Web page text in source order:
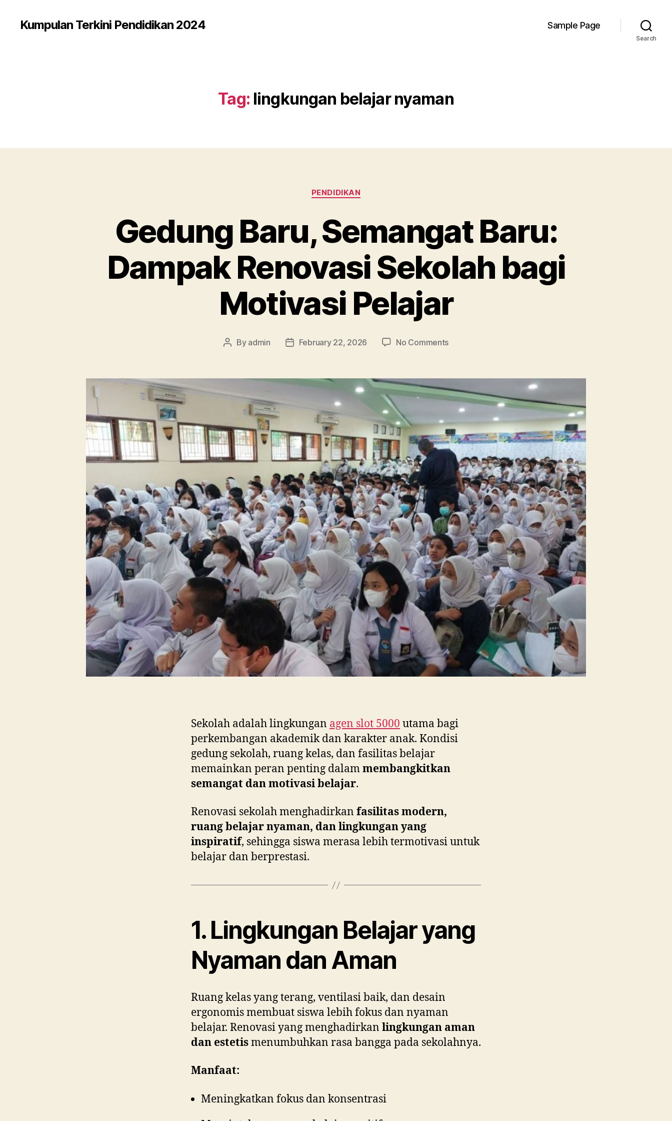
Kumpulan Terkini Pendidikan 2024 Sample Page
Search
Tag: lingkungan belajar nyaman
Categories
PENDIDIKAN
Gedung Baru, Semangat Baru:
Dampak Renovasi Sekolah bagi
Motivasi Pelajar
Post
By admin
PostFebruary 22, 2026 No Commentson
Semangat
Baru:
Dampak
Renovasi
Sekolah
bagi
Motivasi
Pelajar
Sekolah adalah lingkungan agen slot 5000 utama bagi
perkembangan akademik dan karakter anak. Kondisi
gedung sekolah, ruang kelas, dan fasilitas belajar
memainkan peran penting dalammembangkitkan
semangat dan motivasi belajar.
Renovasi sekolah menghadirkan fasilitas modern,
ruang belajar nyaman, dan lingkungan yang
inspiratif, sehingga siswa merasa lebih termotivasi untuk
belajar dan berprestasi.
1. Lingkungan Belajar yang
Nyaman dan Aman
Ruang kelas yang terang, ventilasi baik, dan desain
ergonomis membuat siswa lebih fokus dan nyaman
belajar. Renovasi yang menghadirkan lingkungan aman
dan estetismenumbuhkan rasa bangga pada sekolahnya.
Manfaat:
Meningkatkan fokus dan konsentrasi